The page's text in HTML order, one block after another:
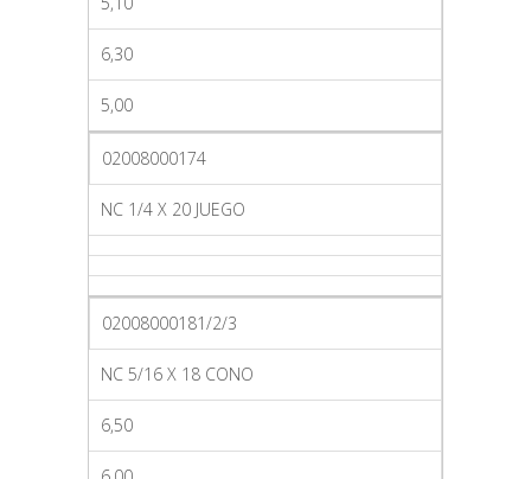
6,30
5,00
02008000174
NC 1/4 X 20 JUEGO
02008000181/2/3
NC 5/16 X 18 CONO
6,50